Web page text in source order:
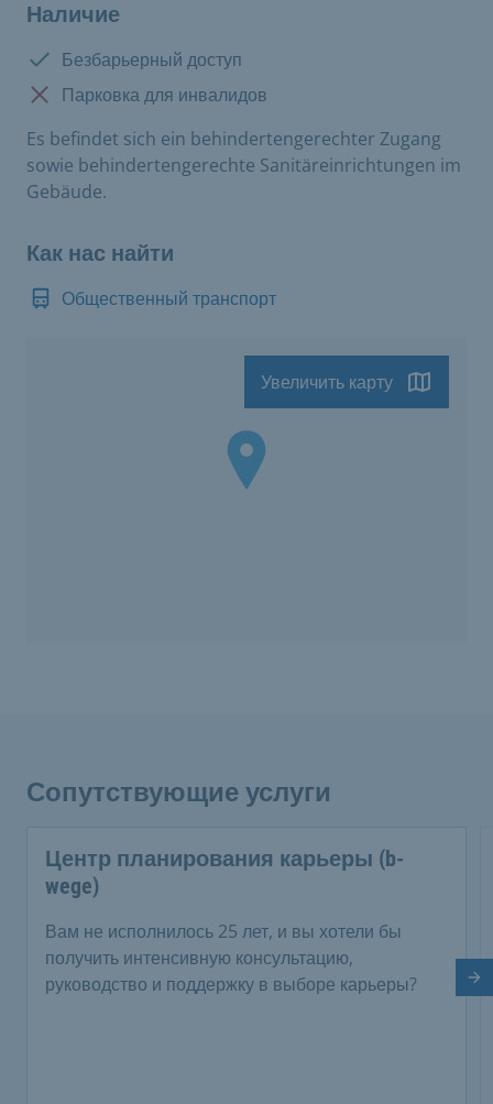
Наличие
Доступно:
Безбарьерный доступ
Нет в наличии:
Парковка для инвалидов
Es befindet sich ein behindertengerechter Zugang
sowie behindertengerechte Sanitäreinrichtungen im
Gebäude.
Как нас найти
Общественный транспорт
Увеличить карту
Сопутствующие услуги
Центр планирования карьеры (b-
wege)
Вам не исполнилось 25 лет, и вы хотели бы
получить интенсивную консультацию,
руководство и поддержку в выборе карьеры?